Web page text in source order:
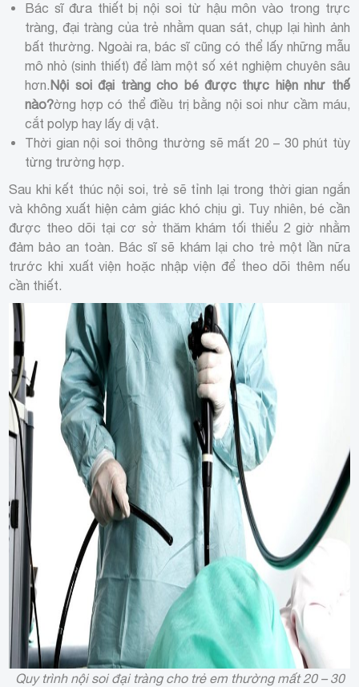
Bác sĩ đưa thiết bị nội soi từ hậu môn vào trong trực
tràng, đại tràng của trẻ nhằm quan sát, chụp lại hình ảnh
bất thường. Ngoài ra, bác sĩ cũng có thể lấy những mẫu
mô nhỏ (sinh thiết) để làm một số xét nghiệm chuyên sâu
hơn. Nội soi đại tràng cho bé được thực hiện như thế
nào?ờng hợp có thể điều trị bằng nội soi như cầm máu,
cắt polyp hay lấy dị vật.
Thời gian nội soi thông thường sẽ mất 20 – 30 phút tùy
từng trường hợp.
Sau khi kết thúc nội soi, trẻ sẽ tỉnh lại trong thời gian ngắn
và không xuất hiện cảm giác khó chịu gì. Tuy nhiên, bé cần
được theo dõi tại cơ sở thăm khám tối thiểu 2 giờ nhằm
đảm bảo an toàn. Bác sĩ sẽ khám lại cho trẻ một lần nữa
trước khi xuất viện hoặc nhập viện để theo dõi thêm nếu
cần thiết.
Quy trình nội soi đại tràng cho trẻ em thường mất 20 – 30